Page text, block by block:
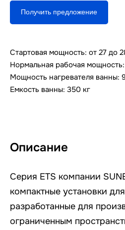
Получить предложение
Стартовая мощность: от 27 до
Нормальная рабочая
Мощность нагревателя ванны:
Емкость ванны: 350 кг
Описание
Серия ETS компании
компактные установки
разработанные для
ограниченным